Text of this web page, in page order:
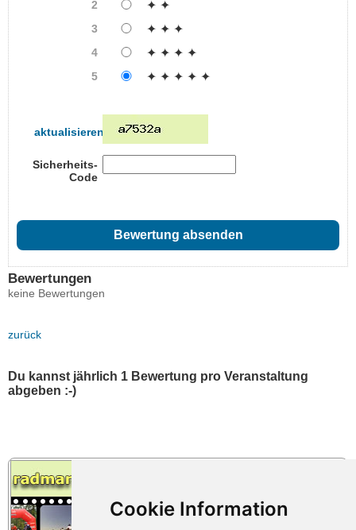
2 ✦ ✦
3 ✦ ✦ ✦
4 ✦ ✦ ✦ ✦
5 ✦ ✦ ✦ ✦ ✦
aktualisieren
Sicherheits-
Code
Bewertungen
keine Bewertungen
zurück
Du kannst jährlich 1 Bewertung pro Veranstaltung
abgeben :-)